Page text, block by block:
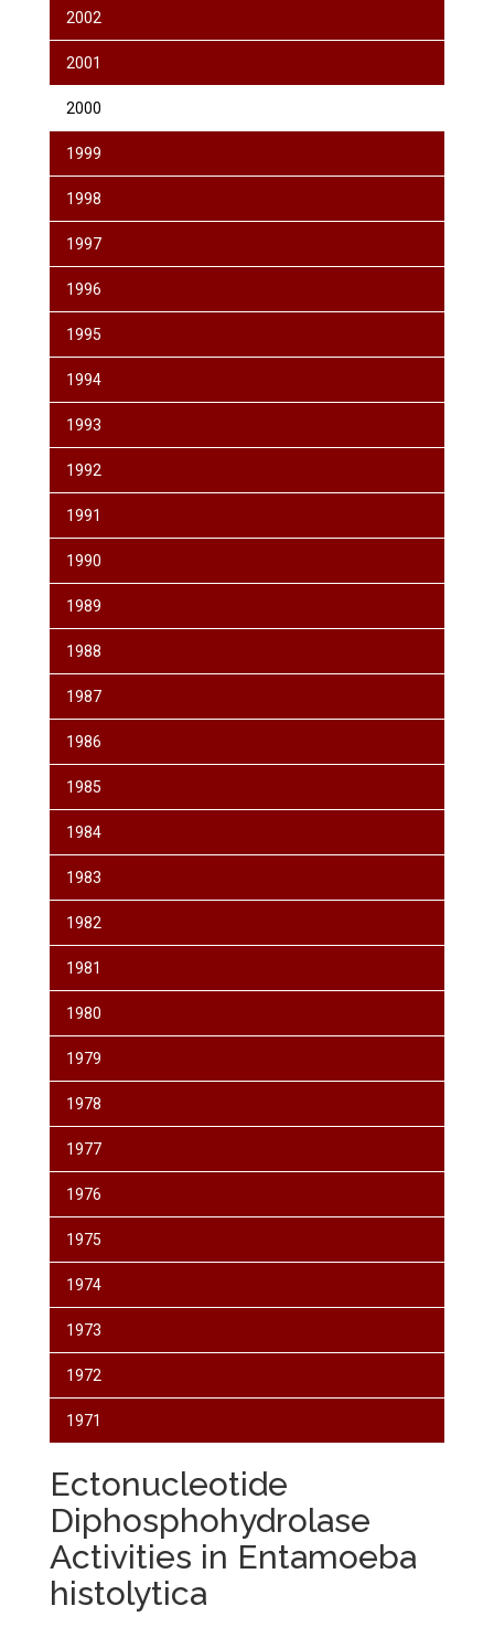
2002
2001
2000
1999
1998
1997
1996
1995
1994
1993
1992
1991
1990
1989
1988
1987
1986
1985
1984
1983
1982
1981
1980
1979
1978
1977
1976
1975
1974
1973
1972
1971
Ectonucleotide
Diphosphohydrolase
Activities in Entamoeba
histolytica